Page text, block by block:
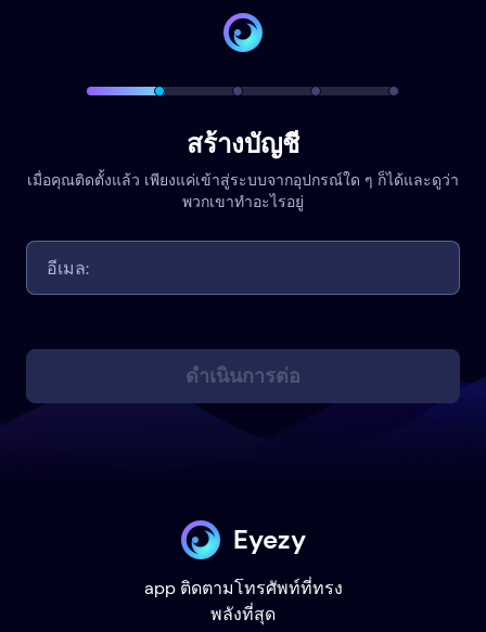
สร้างบัญชี
เมื่อคุณติดตั้งแล้ว เพียงแค่เข้าสู่ระบบจากอุปกรณ์ใด ๆ ก็ได้และดูว่า
พวกเขาทำอะไรอยู่
ดำเนินการต่อ
Eyezy
app ติดตามโทรศัพท์ที่ทรง
พลังที่สุด